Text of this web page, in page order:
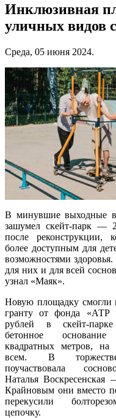
Инклюзивная
уличных видов
Среда, 05 июня 2024.
В минувшие выходные
зашумел скейт-парк —
после реконструкции,
более доступным для
возможностями
для них и для всей
узнал «Маяк».
Новую площадку смогли
гранту от фонда
рублей в скейт-
бетонное
квадратных метров, на
всем. В
поучаствовала
Наталья
Крайновым они вместо
перекусили
цепочку.